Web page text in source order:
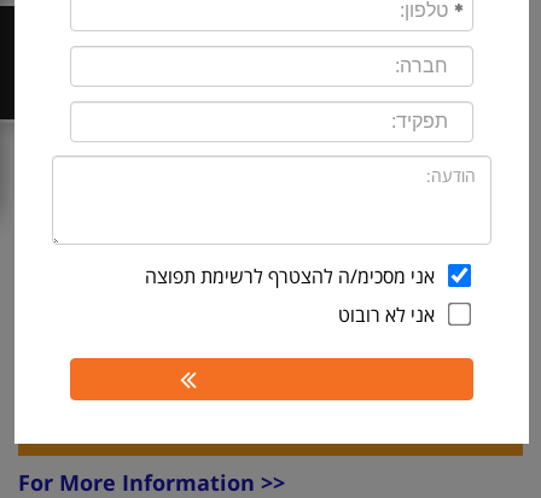
Monitor Redis databases, whether in the
cloud, local, or hybrid.
Use adaptive fault detection to help find faults
before they become outages.
REQUEST FOR A QUOTE
For More Information >>
אני מסכימ/ה להצטרף לרשימת תפוצה
אני לא רובוט